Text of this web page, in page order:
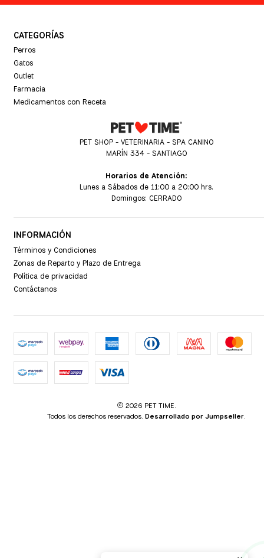
CATEGORÍAS
Perros
Gatos
Outlet
Farmacia
Medicamentos con Receta
PET SHOP - VETERINARIA - SPA CANINO
MARÍN 334 - SANTIAGO
Horarios de Atención:
Lunes a Sábados de 11:00 a 20:00 hrs.
Domingos: CERRADO
INFORMACIÓN
Términos y Condiciones
Zonas de Reparto y Plazo de Entrega
Política de privacidad
Contáctanos
2026 PET TIME.
Todos los derechos reservados. Desarrollado por Jumpseller.